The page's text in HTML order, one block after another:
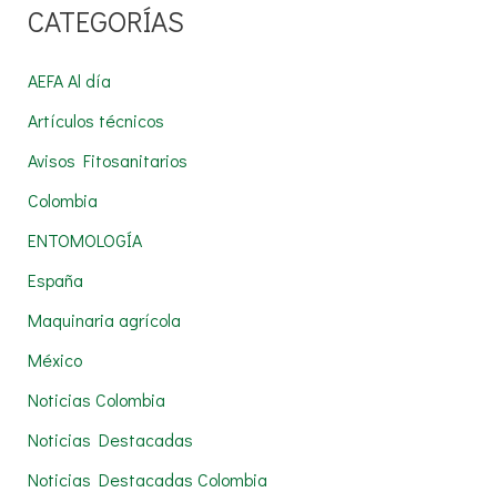
s
r
p
o
r
:
CATEGORÍAS
AEFA Al día
Artículos técnicos
Avisos Fitosanitarios
Colombia
ENTOMOLOGÍA
España
Maquinaria agrícola
México
Noticias Colombia
Noticias Destacadas
Noticias Destacadas Colombia